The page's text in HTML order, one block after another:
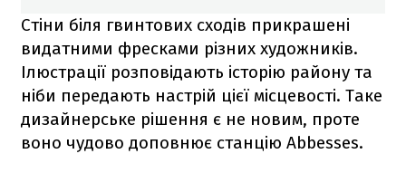
Стіни біля гвинтових сходів прикрашені
видатними фресками різних художників.
Ілюстрації розповідають історію району та
ніби передають настрій цієї місцевості. Таке
дизайнерське рішення є не новим, проте
воно чудово доповнює станцію Abbesses.